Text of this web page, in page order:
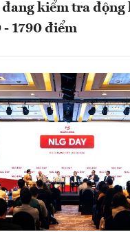
kiểm tra động
- 1790 điểm